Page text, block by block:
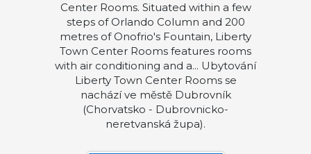
Center Rooms. Situated within a few
steps of Orlando Column and 200
metres of Onofrio's Fountain, Liberty
Town Center Rooms features rooms
with air conditioning and a... Ubytování
Liberty Town Center Rooms se
nachází ve městě Dubrovník
(Chorvatsko - Dubrovnicko-
neretvanská župa).